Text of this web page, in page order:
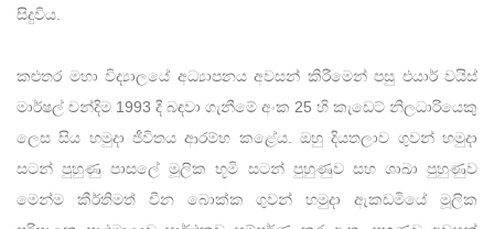
සිදුවිය.
කළුතර මහා විද්‍යාලයේ අධ්‍යාපනය අවසන් කිරීමෙන් පසු එයාර් වයිස්
මාර්ෂල් චන්දිම 1993 දී බඳවා ගැනීමේ අංක 25 හි කැඩෙට් නිලධාරියෙකු
ලෙස සිය හමුදා ජීවිතය ආරම්භ කළේය. ඔහු දියතලාව ගුවන් හමුදා
සටන් පුහුණු පාසලේ මූලික භූමි සටන් පුහුණුව සහ ශාඛා පුහුණුව
මෙන්ම කීර්තිමත් චීන බොක්ක ගුවන් හමුදා ඇකඩමියේ මූලික